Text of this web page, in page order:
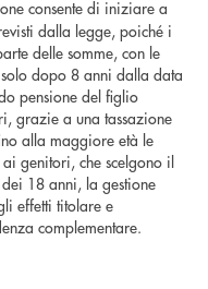
consente di iniziare a
dalla legge, poiché i
delle somme, con le
dopo 8 anni dalla data
pensione del figlio
grazie a una tassazione
alla maggiore età le
genitori, che scelgono il
18 anni, la gestione
effetti titolare e
complementare.